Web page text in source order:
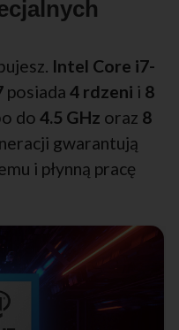
Intel Core i7-
posiada 4 rdzeni i 8
do 4.5 GHz oraz 8
gwarantują
i płynną pracę